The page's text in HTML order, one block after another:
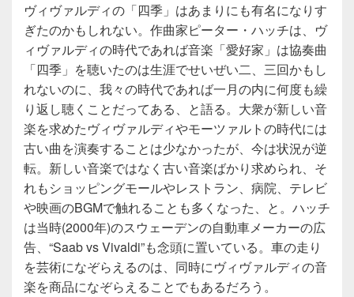
ヴィヴァルディの「四季」はあまりにも有名になりす
ぎたのかもしれない。作曲家ピーター・ハッチは、ヴ
ィヴァルディの時代であれば音楽「愛好家」は協奏曲
「四季」を聴いたのは生涯でせいぜい二、三回かもし
れないのに、我々の時代であれば一月の内に何度も繰
り返し聴くことだってある、と語る。大衆が新しい音
楽を求めたヴィヴァルディやモーツァルトの時代には
古い曲を演奏することは少なかったが、今は状況が逆
転。新しい音楽ではなく古い音楽ばかり求められ、そ
れもショッピングモールやレストラン、病院、テレビ
や映画のBGMで触れることも多くなった、と。ハッチ
は当時(2000年)のスウェーデンの自動車メーカーの広
告、“Saab vs Vivaldi”も念頭に置いている。車の走り
を芸術になぞらえるのは、同時にヴィヴァルディの音
楽を商品になぞらえることでもあるだろう。